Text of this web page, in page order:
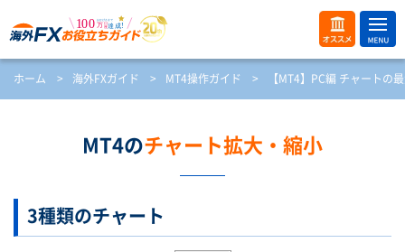
オス
スメ
ME
NU
開
ホーム > 海外FXガイド > MT4操作ガイド > 【MT4】PC編 チャートの
MT4のチャート拡大・縮小
3種類のチャート